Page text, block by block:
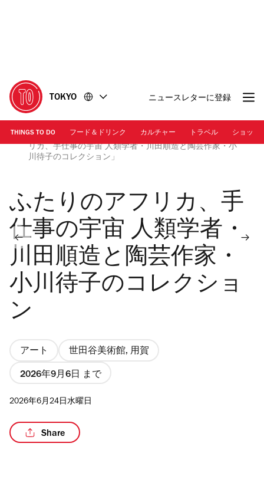
に
移
動
移
動
TOKYO ニュースレターに登録
THINGS TO DO フード＆ドリンク カルチャー トラベル ショッピ
川田順造・小川待子邸 撮影：渞忠之 | 「ふたりのアフ
リカ、手仕事の宇宙 人類学者・川田順造と陶芸作家・小
川待子のコレクション」
ふたりのアフリカ、手
仕事の宇宙 人類学者・
川田順造と陶芸作家・
小川待子のコレクショ
ン
アート 世田谷美術館, 用賀
2026年9月6日 まで
2026年6月24日水曜日
Share